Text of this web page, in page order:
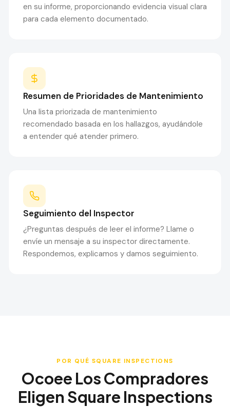
en su informe, proporcionando evidencia visual clara
para cada elemento documentado.
Resumen de Prioridades de Mantenimiento
Una lista priorizada de mantenimiento
recomendado basada en los hallazgos, ayudándole
a entender qué atender primero.
Seguimiento del Inspector
¿Preguntas después de leer el informe? Llame o
envíe un mensaje a su inspector directamente.
Respondemos, explicamos y damos seguimiento.
POR QUÉ SQUARE INSPECTIONS
Ocoee Los Compradores
Eligen Square Inspections